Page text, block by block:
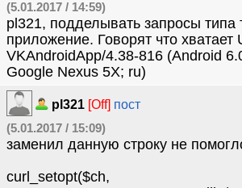
(5.01.2017 / 14:59)
pl321, подделывать запросы
приложение. Говорят что хватает
VKAndroidApp/4.38-816 (Android
Google Nexus 5X; ru)
pl321 [Off] пост
(5.01.2017 / 15:09)
заменил данную строку не
curl_setopt($ch,